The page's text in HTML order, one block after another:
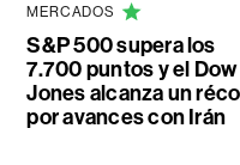
MERCADOS
S&P 500 supera los
7.700 puntos y el Dow
Jones alcanza un
por avances con Irán